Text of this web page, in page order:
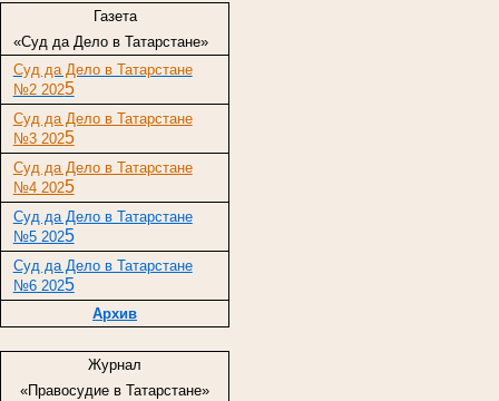
Газета
«Суд да Дело в Татарстане»
Суд да Дело в Татарстане
№2 2025
Суд да Дело в Татарстане
№3 2025
Суд да Дело в Татарстане
№4 2025
Суд да Дело в Татарстане
№5 2025
Суд да Дело в Татарстане
№6 2025
Архив
Журнал
«Правосудие в Татарстане»